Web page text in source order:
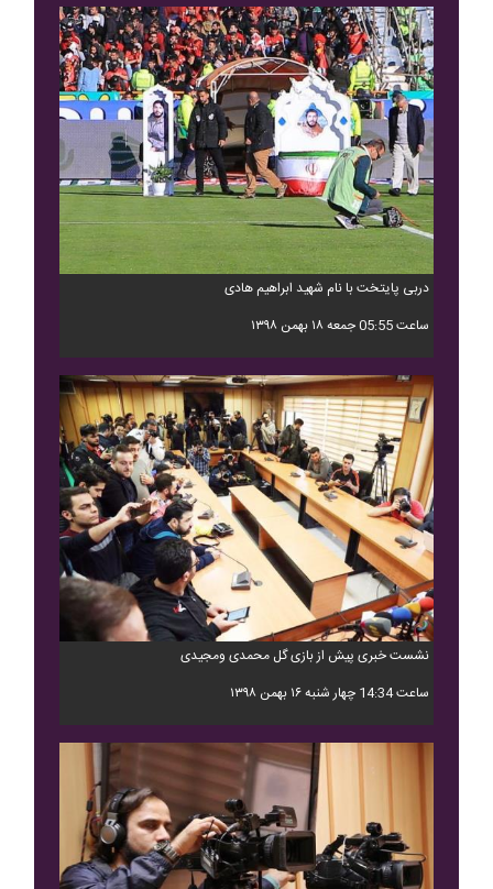
دربی پایتخت با نام شهید ابراهیم هادی
ساعت 05:55 جمعه ۱۸ بهمن ۱۳۹۸
نشست خبری پیش از بازی گل محمدی ومجیدی
ساعت 14:34 چهار شنبه ۱۶ بهمن ۱۳۹۸